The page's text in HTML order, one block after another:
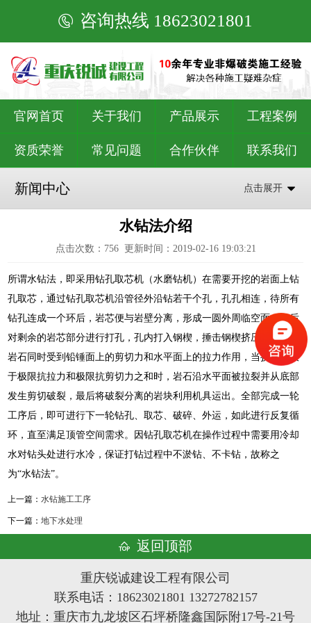
咨询热线 18623021801
官网首页 关于我们 产品展示 工程案例
资质荣誉 常见问题 合作伙伴 联系我们
新闻中心 点击展开
水钻法介绍
点击次数： 756更新时间：2019-02-16 19:03:21
所谓水钻法，即采用钻孔取芯机（水磨钻机）在需要开挖的岩面上钻
孔取芯，通过钻孔取芯机沿管径外沿钻若干个孔，孔孔相连，待所有
钻孔连成一个环后，岩芯便与岩壁分离，形成一圆外周临空面，然后
对剩余的岩芯部分进行打孔，孔内打入钢楔，捶击钢楔挤压岩石，使
岩石同时受到铅锤面上的剪切力和水平面上的拉力作用，当挤压力大
于极限抗拉力和极限抗剪切力之和时，岩石沿水平面被拉裂并从底部
发生剪切破裂，最后将破裂分离的岩块利用机具运出。全部完成一轮
工序后，即可进行下一轮钻孔、取芯、破碎、外运，如此进行反复循
环，直至满足顶管空间需求。因钻孔取芯机在操作过程中需要用冷却
水对钻头处进行水冷，保证打钻过程中不淤钻、不卡钻，故称之
为“水钻法”。
上一篇：水钻施工工序
下一篇：地下水处理
返回顶部
重庆锐诚建设工程有限公司
联系电话：18623021801 13272782157
地址：重庆市九龙坡区石坪桥隆鑫国际附17号-21号